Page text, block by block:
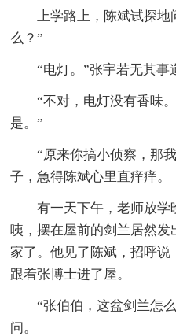
上学路上，陈斌试探
么？”
“电灯。”张宇若无其事
“不对，电灯没有香味
是。”
“原来你搞小侦察，那
子，急得陈斌心里直痒痒。
有一天下午，老师放学
咦，摆在屋前的剑兰居然发
家了。他见了陈斌，招呼说
跟着张博士进了屋。
“张伯伯，这盆剑兰怎
问。